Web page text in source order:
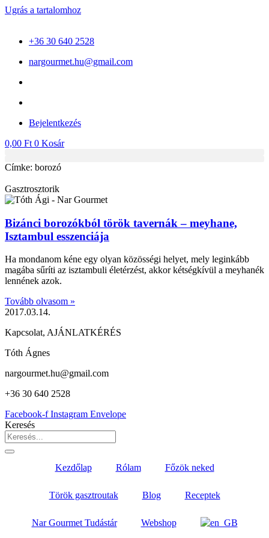
Ugrás a tartalomhoz
+36 30 640 2528
nargourmet.hu@gmail.com
Bejelentkezés
0,00 Ft 0 Kosár
Címke: borozó
Gasztrosztorik
Bizánci borozókból török tavernák – meyhane,
Isztambul esszenciája
Ha mondanom kéne egy olyan közösségi helyet, mely leginkább
magába sűríti az isztambuli életérzést, akkor kétségkívül a meyhanék
lennének azok.
Tovább olvasom »
2017.03.14.
Kapcsolat, AJÁNLATKÉRÉS
Tóth Ágnes
nargourmet.hu@gmail.com
+36 30 640 2528
Facebook-f Instagram Envelope
Keresés
Kezdőlap Rólam Főzök neked
Török gasztroutak Blog Receptek
Nar Gourmet Tudástár Webshop